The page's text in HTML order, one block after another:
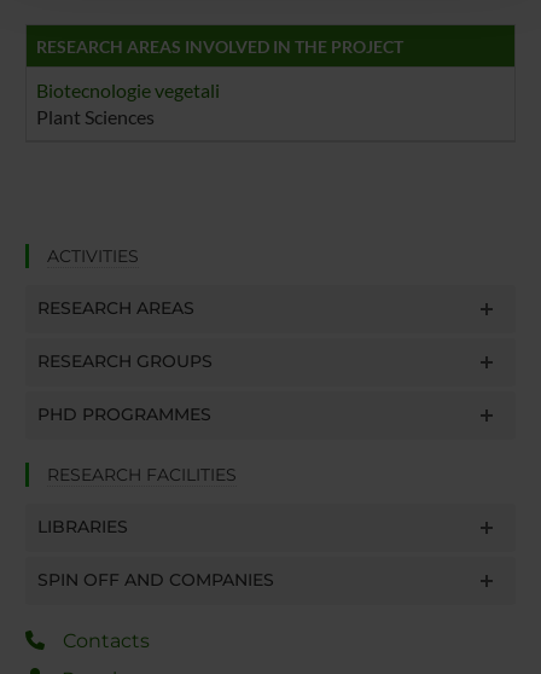
raccolto dal tuo utilizzo dei loro servizi.
RESEARCH AREAS INVOLVED IN THE PROJECT
Biotecnologie vegetali
Plant Sciences
ACTIVITIES
RESEARCH AREAS
RESEARCH GROUPS
PHD PROGRAMMES
RESEARCH FACILITIES
LIBRARIES
SPIN OFF AND COMPANIES
Contacts